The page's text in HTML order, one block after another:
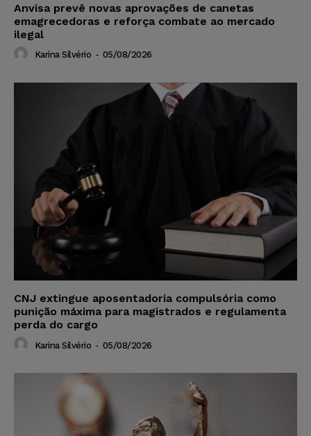
Anvisa prevê novas aprovações de canetas
emagrecedoras e reforça combate ao mercado
ilegal
Karina Silvério - 05/08/2026
CNJ extingue aposentadoria compulsória como
punição máxima para magistrados e regulamenta
perda do cargo
Karina Silvério - 05/08/2026